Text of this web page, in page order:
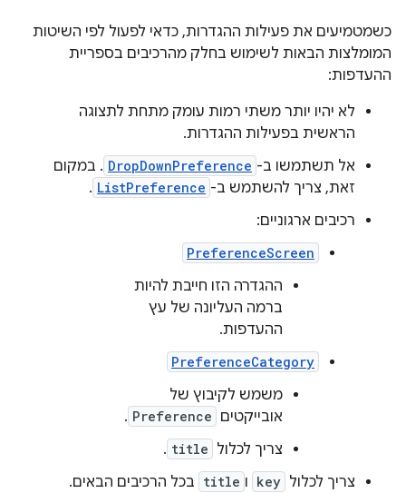
כשמטמיעים את פעילות ההגדרות, כדאי לפעול לפי השיטות
המומלצות הבאות לשימוש בחלק מהרכיבים בספריית
ההעדפות:
לא יהיו יותר משתי רמות עומק מתחת לתצוגה
הראשית בפעילות ההגדרות.
אל תשתמשו ב- DropDownPreference . במקום
זאת, צריך להשתמש ב- ListPreference
.
רכיבים ארגוניים:
PreferenceScreen
ההגדרה הזו חייבת להיות
ברמה העליונה של עץ
ההעדפות.
PreferenceCategory
משמש לקיבוץ של
אובייקטים Preference
.
צריך לכלול title
.
צריך לכלול key ו title בכל הרכיבים הבאים.